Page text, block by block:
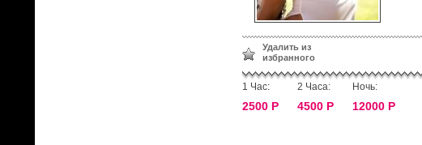
Удалить из
избранного
1 Час:
2500 Р
2 Часа:
4500 Р
Ночь:
12000 Р